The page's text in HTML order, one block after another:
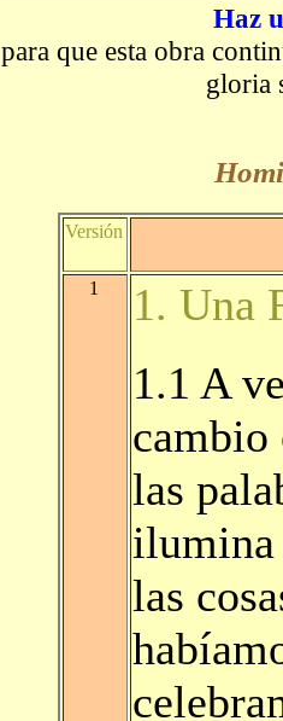
Haz
para que esta obra
gloria
Versión
1
1. Una
1.1 A
cambio
las
ilumina
las